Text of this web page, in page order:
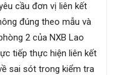
cầu đơn vị liên kết
đúng theo mẫu và
2 của NXB Lao
tiếp thực hiện liên kết
sai sót trong kiểm tra